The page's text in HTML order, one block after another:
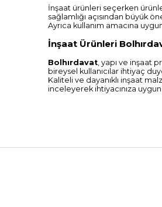
İnşaat ürünleri seçerken
sağlamlığı açısından büyük
Ayrıca kullanım amacına
İnşaat Ürünleri
Bolhırdavat, yapı ve inşaat
bireysel kullanıcılar ihtiyaç
Kaliteli ve dayanıklı inşaat
inceleyerek ihtiyacınıza